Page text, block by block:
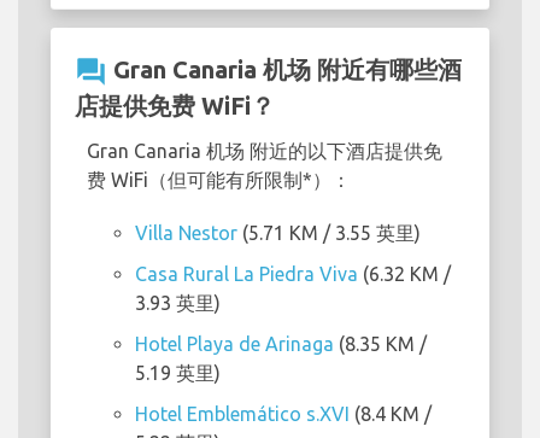
question_answer Gran Canaria 机场 附近有哪些酒
店提供免费 WiFi？
Gran Canaria 机场 附近的以下酒店提供免
费 WiFi（但可能有所限制*）：
Villa Nestor (5.71 KM / 3.55 英里)
Casa Rural La Piedra Viva (6.32 KM /
3.93 英里)
Hotel Playa de Arinaga (8.35 KM /
5.19 英里)
Hotel Emblemático s.XVI (8.4 KM /